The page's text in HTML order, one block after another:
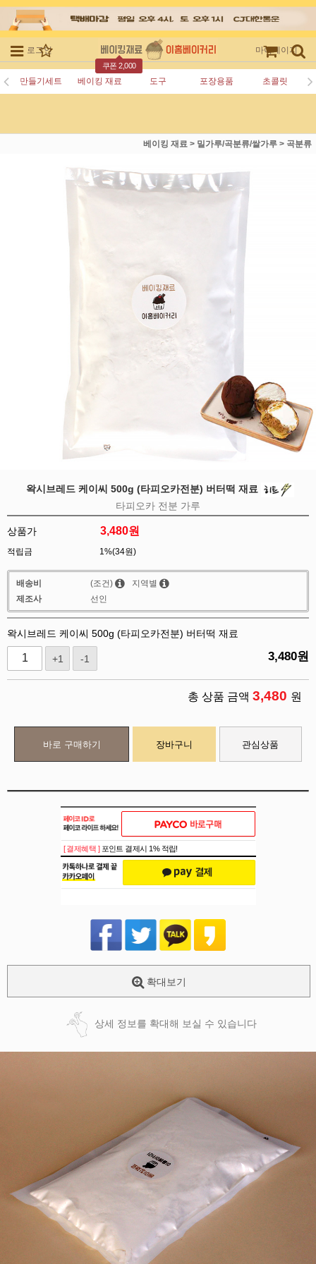
로그인 회원가입
쿠폰 2,000
주문조회 마이페이지
만들기세트 베이킹 재료 도구 포장용품 초콜릿
베이킹 재료 > 밀가루/곡분류/쌀가루 > 곡분류
왁시브레드 케이씨 500g (타피오카전분) 버터떡 재료
타피오카 전분 가루
상품가 3,480원
적립금 1%(34원)
배송비 (조건)
지역별
제조사
선인
왁시브레드 케이씨 500g (타피오카전분) 버터떡 재료
+1 -1 3,480원
총 상품 금액 3,480 원
바로 구매하기 장바구니 관심상품
페이코 ID로
PAYCO 바로
[ 결제혜택 ] 포인트 결제시 1% 적립!
확대보기
상세 정보를 확대해 보실 수 있습니다